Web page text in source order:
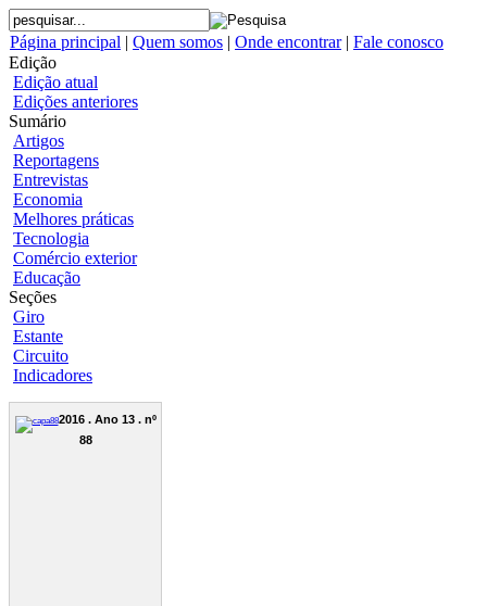
Página principal | Quem somos | Onde encontrar| Fale conosco
Edição
Edição atual
Edições anteriores
Sumário
Artigos
Reportagens
Entrevistas
Economia
Melhores práticas
Tecnologia
Comércio exterior
Educação
Seções
Giro
Estante
Circuito
Indicadores
2016 . Ano 13 . nº
88